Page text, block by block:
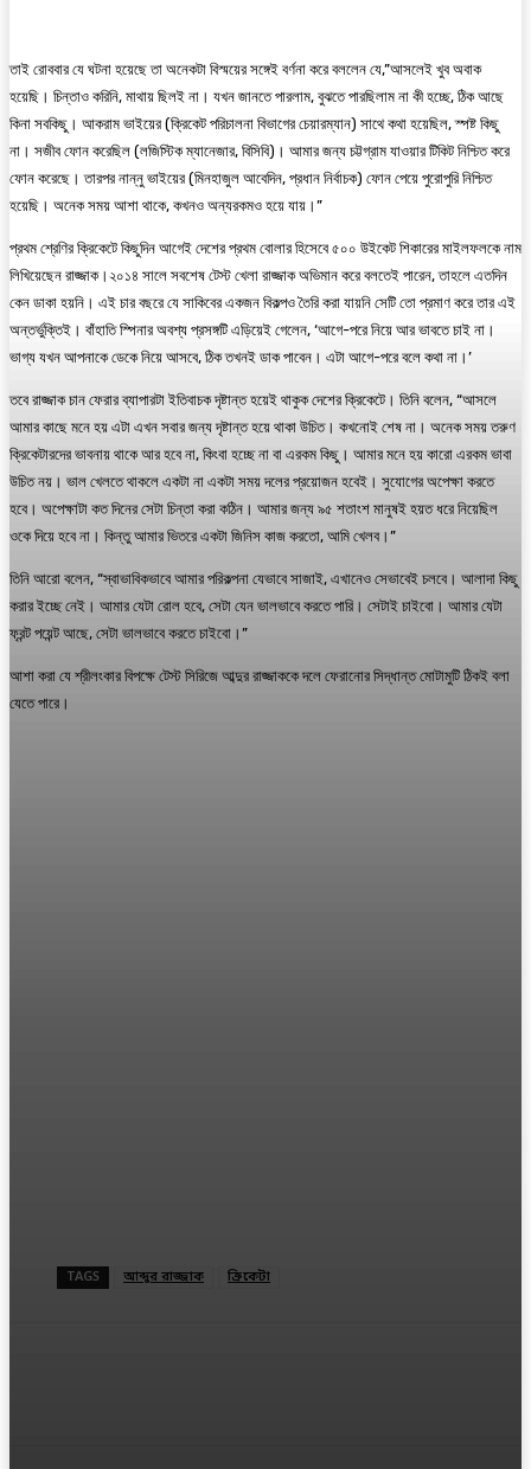
তাই রোববার যে ঘটনা হয়েছে তা অনেকটা বিস্ময়ের সঙ্গেই বর্ণনা করে বললেন যে,”আসলেই খুব অবাক
হয়েছি। চিন্তাও করিনি, মাথায় ছিলই না। যখন জানতে পারলাম, বুঝতে পারছিলাম না কী হচ্ছে, ঠিক আছে
কিনা সবকিছু। আকরাম ভাইয়ের (ক্রিকেট পরিচালনা বিভাগের চেয়ারম্যান) সাথে কথা হয়েছিল, স্পষ্ট কিছু
না। সজীব ফোন করেছিল (লজিস্টিক ম্যানেজার, বিসিবি)। আমার জন্য চট্টগ্রাম যাওয়ার টিকিট নিশ্চিত করে
ফোন করেছে। তারপর নান্নু ভাইয়ের (মিনহাজুল আবেদিন, প্রধান নির্বাচক) ফোন পেয়ে পুরোপুরি নিশ্চিত
হয়েছি। অনেক সময় আশা থাকে, কখনও অন্যরকমও হয়ে যায়।”
প্রথম শ্রেণির ক্রিকেটে কিছুদিন আগেই দেশের প্রথম বোলার হিসেবে ৫০০ উইকেট শিকারের মাইলফলকে নাম
লিখিয়েছেন রাজ্জাক।২০১৪ সালে সবশেষ টেস্ট খেলা রাজ্জাক অভিমান করে বলতেই পারেন, তাহলে এতদিন
কেন ডাকা হয়নি। এই চার বছরে যে সাকিবের একজন বিকল্পও তৈরি করা যায়নি সেটি তো প্রমাণ করে তার এই
অন্তর্ভুক্তিই। বাঁহাতি স্পিনার অবশ্য প্রসঙ্গটি এড়িয়েই গেলেন, ‘আগে-পরে নিয়ে আর ভাবতে চাই না।
ভাগ্য যখন আপনাকে ডেকে নিয়ে আসবে, ঠিক তখনই ডাক পাবেন। এটা আগে-পরে বলে কথা না।’
তবে রাজ্জাক চান ফেরার ব্যাপারটা ইতিবাচক দৃষ্টান্ত হয়েই থাকুক দেশের ক্রিকেটে। তিনি বলেন, “আসলে
আমার কাছে মনে হয় এটা এখন সবার জন্য দৃষ্টান্ত হয়ে থাকা উচিত। কখনোই শেষ না। অনেক সময় তরুণ
ক্রিকেটারদের ভাবনায় থাকে আর হবে না, কিংবা হচ্ছে না বা এরকম কিছু। আমার মনে হয় কারো এরকম ভাবা
উচিত নয়। ভাল খেলতে থাকলে একটা না একটা সময় দলের প্রয়োজন হবেই। সুযোগের অপেক্ষা করতে
হবে। অপেক্ষাটা কত দিনের সেটা চিন্তা করা কঠিন। আমার জন্য ৯৫ শতাংশ মানুষই হয়ত ধরে নিয়েছিল
ওকে দিয়ে হবে না। কিন্তু আমার ভিতরে একটা জিনিস কাজ করতো, আমি খেলব।”
তিনি আরো বলেন, “স্বাভাবিকভাবে আমার পরিকল্পনা যেভাবে সাজাই, এখানেও সেভাবেই চলবে। আলাদা কিছু
করার ইচ্ছে নেই। আমার যেটা রোল হবে, সেটা যেন ভালভাবে করতে পারি। সেটাই চাইবো। আমার যেটা
ফ্রন্ট পয়েন্ট আছে, সেটা ভালভাবে করতে চাইবো।”
আশা করা যে শ্রীলংকার বিপক্ষে টেস্ট সিরিজে আব্দুর রাজ্জাককে দলে ফেরানোর সিদ্ধান্ত মোটামুটি ঠিকই বলা
যেতে পারে।
TAGS আব্দুর রাজ্জাক ক্রিকেটা